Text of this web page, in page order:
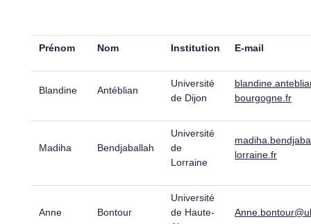
Prénom Nom Institution E-mail
Blandine Antéblian
Université
de Dijon
bourgogne.fr
Madiha Bendjaballah
Université
de
Lorraine
lorraine.fr
Anne Bontour
Université
de Haute-